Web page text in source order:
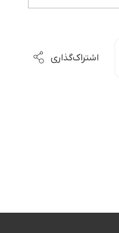
اشتراک‌گذاری